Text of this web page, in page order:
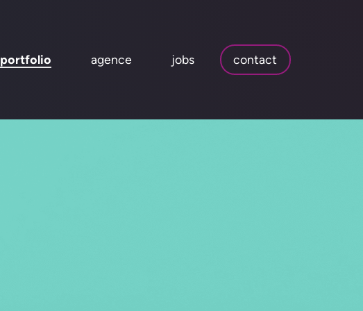
portfolio agence jobs contact